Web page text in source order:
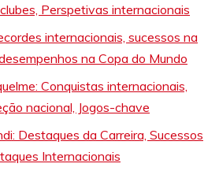
Perspetivas internacionais
internacionais, sucessos na
na Copa do Mundo
Conquistas internacionais,
nacional, Jogos-chave
Destaques da Carreira, Sucessos
Internacionais